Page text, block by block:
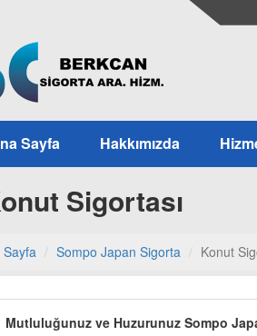
Sayfa Hakkımızda
Sigortası
Sayfa Sompo Japan Sigorta Konut
Mutluluğunuz ve Huzurunuz Sompo